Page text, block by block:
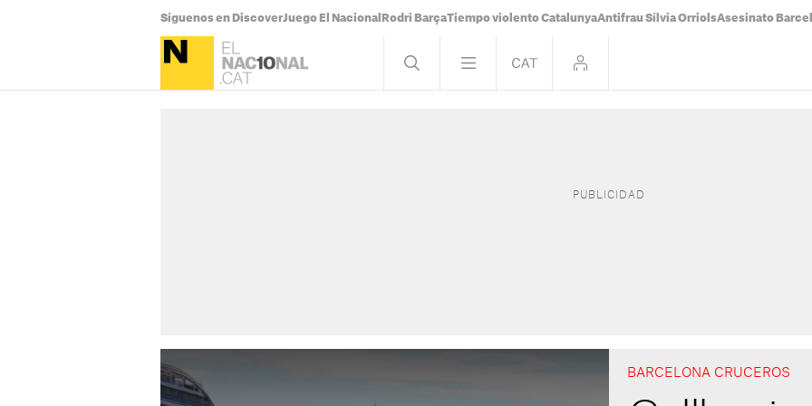
Síguenos en DiscoverJuego El Nacional Rodri BarçaTiempo violento CatalunyaAntifrau Sílvia OrriolsAsesinato
BARCELONA CRUCEROS